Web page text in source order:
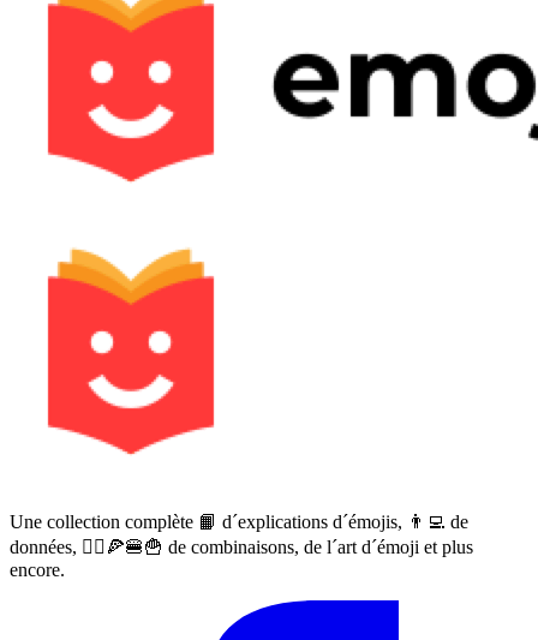
Une collection complète 📙 d´explications d´émojis, 👨‍💻 de
données, 🙅‍♀️🍕🍔🍟 de combinaisons, de l´art d´émoji et plus
encore.